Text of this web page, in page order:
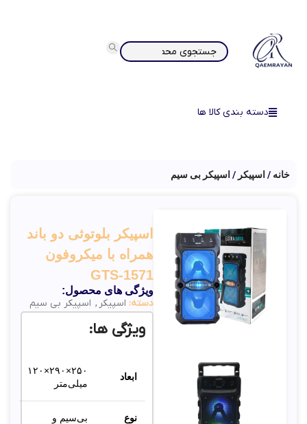
دسته بندی کالا ها
خانه اسپیکر اسپیکر بی سیم
اسپیکر بلوتوثی دو باند
همراه با میکروفون
GTS-1571
ویژگی های محصول:
دسته: اسپیکر , اسپیکر بی سیم
ویژگی ها:
ابعاد
۲۵۰×۲۹۰×۱۲۰
میلی‌متر
نوع
بی‌سیم و